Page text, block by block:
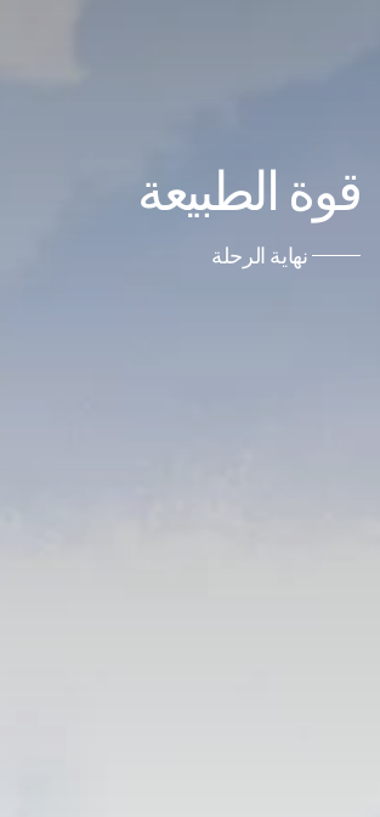
قوة الطبيعة
نهاية الرحلة